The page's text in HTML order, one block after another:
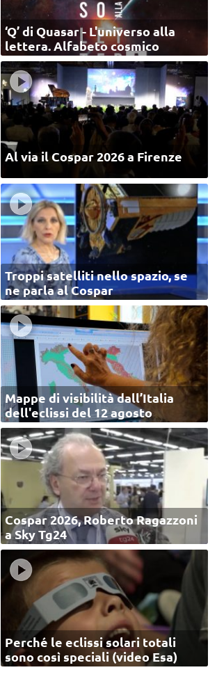
‘Q’ di Quasar - L'universo alla
lettera. Alfabeto cosmico
Al via il Cospar 2026 a Firenze
Troppi satelliti nello spazio, se
ne parla al Cospar
Mappe di visibilità dall’Italia
dell'eclissi del 12 agosto
Cospar 2026, Roberto Ragazzoni
a Sky Tg24
Perché le eclissi solari totali
sono così speciali (video Esa)